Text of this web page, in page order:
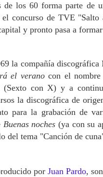
de los 60 forma parte de
concurso de TVE "Salto
y pronto pasa a
la compañía
el veranocon el nombre
(Sexto con X) y a
la discográfica de
para la grabación de
Buenas noches (ya con su
del tema "Canción de
porJuan Pardo,